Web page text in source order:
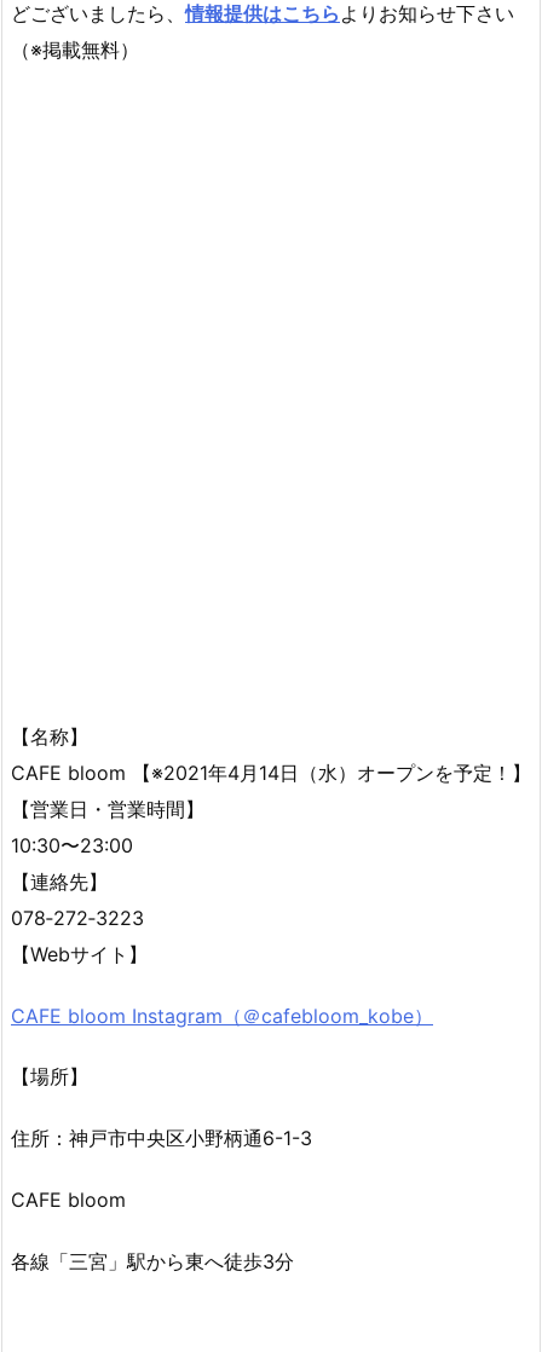
どございましたら、情報提供はこちら よりお知らせ下さい
（※掲載無料）
【名称】
CAFE bloom 【※2021年4月14日（水）オープンを予定！】
【営業日・営業時間】
10:30〜23:00
【連絡先】
078‐272‐3223
【Webサイト】
CAFE bloom Instagram（＠cafebloom_kobe）
【場所】
住所：神戸市中央区小野柄通6-1-3
CAFE bloom
各線「三宮」駅から東へ徒歩3分